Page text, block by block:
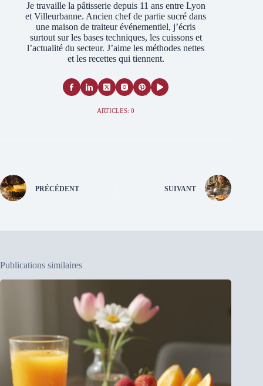
Je travaille la pâtisserie depuis 11 ans entre Lyon
et Villeurbanne. Ancien chef de partie sucré dans
une maison de traiteur événementiel, j’écris
surtout sur les bases techniques, les cuissons et
l’actualité du secteur. J’aime les méthodes nettes
et les recettes qui tiennent.
ARTICLES: 0
PRÉCÉDENT SUIVANT
Publications similaires